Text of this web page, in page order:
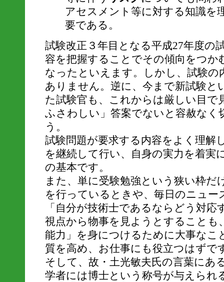
アセスメント等に対する知識を
要である。
試験改正３年目となる平成27年度の
容を把握することでその傾向をつ
なったといえます。しかし、試験
ありません。逆に、今まで新試験と
た試験官も、これからは厳しい目で
ふさわしい」答案でないと容赦な
う。
試験問題が要求する内容をよく理解
を継続して行い、自身の実力を着実
の基本です。
また、単に受験勉強という狭い枠だ
を行っているときや、毎日のニュ
「自分が技術士であるならどう対
視点から物事を見ようとすることも
能力」を身につけるために大事なこ
質を高め、お仕事にも役立つはずで
そして、故・土光敏夫氏の言葉にあ
学者には博士という称号が与えられ